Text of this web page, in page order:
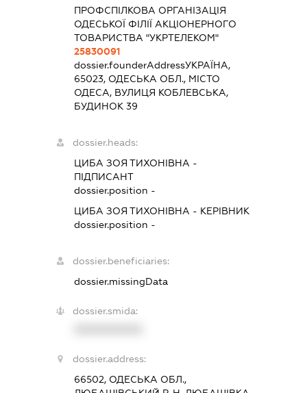
ПРОФСПІЛКОВА ОРГАНІЗАЦІЯ
ОДЕСЬКОЇ ФІЛІЇ АКЦІОНЕРНОГО
ТОВАРИСТВА "УКРТЕЛЕКОМ"
25830091
dossier.founderAddressУКРАЇНА,
65023, ОДЕСЬКА ОБЛ., МІСТО
ОДЕСА, ВУЛИЦЯ КОБЛЕВСЬКА,
БУДИНОК 39
dossier.heads:
ЦИБА ЗОЯ ТИХОНІВНА -
ПІДПИСАНТ
dossier.position -
ЦИБА ЗОЯ ТИХОНІВНА - КЕРІВНИК
dossier.position -
dossier.beneficiaries:
dossier.missingData
dossier.smida:
dossier.address:
66502, ОДЕСЬКА ОБЛ.,